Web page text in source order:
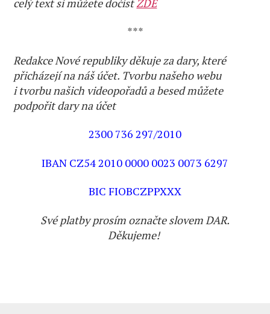
***
Redakce Nové republiky děkuje za dary, které
přicházejí na náš účet. Tvorbu našeho webu
i tvorbu našich videopořadů a besed můžete
podpořit dary na účet
2300 736 297/2010
IBAN CZ54 2010 0000 0023 0073 6297
BIC FIOBCZPPXXX
Své platby prosím označte slovem DAR.
Děkujeme!